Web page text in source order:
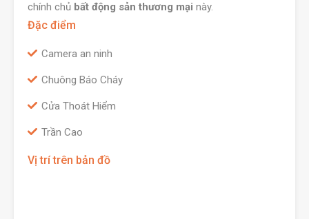
chính chủ bất động sản thương mại này.
Đặc điểm
Camera an ninh
Chuông Báo Cháy
Cửa Thoát Hiểm
Trần Cao
Vị trí trên bản đồ